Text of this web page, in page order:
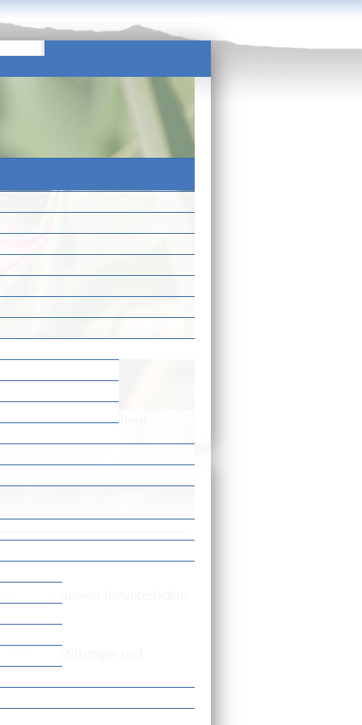
/Stiftungen /Weitere
PDF-Dokument herunterladen:
zu Stiftungen und